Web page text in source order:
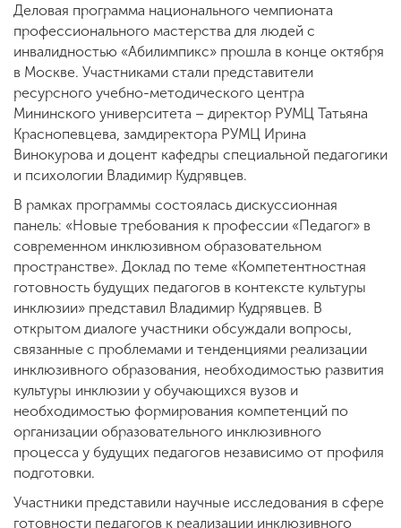
Деловая программа национального чемпионата
профессионального мастерства для людей с
инвалидностью «Абилимпикс» прошла в конце октября
в Москве. Участниками стали представители
ресурсного учебно-методического центра
Мининского университета – директор РУМЦ Татьяна
Краснопевцева, замдиректора РУМЦ Ирина
Винокурова и доцент кафедры специальной педагогики
и психологии Владимир Кудрявцев.
В рамках программы состоялась дискуссионная
панель: «Новые требования к профессии «Педагог» в
современном инклюзивном образовательном
пространстве». Доклад по теме «Компетентностная
готовность будущих педагогов в контексте культуры
инклюзии» представил Владимир Кудрявцев. В
открытом диалоге участники обсуждали вопросы,
связанные с проблемами и тенденциями реализации
инклюзивного образования, необходимостью развития
культуры инклюзии у обучающихся вузов и
необходимостью формирования компетенций по
организации образовательного инклюзивного
процесса у будущих педагогов независимо от профиля
подготовки.
Участники представили научные исследования в сфере
готовности педагогов к реализации инклюзивного